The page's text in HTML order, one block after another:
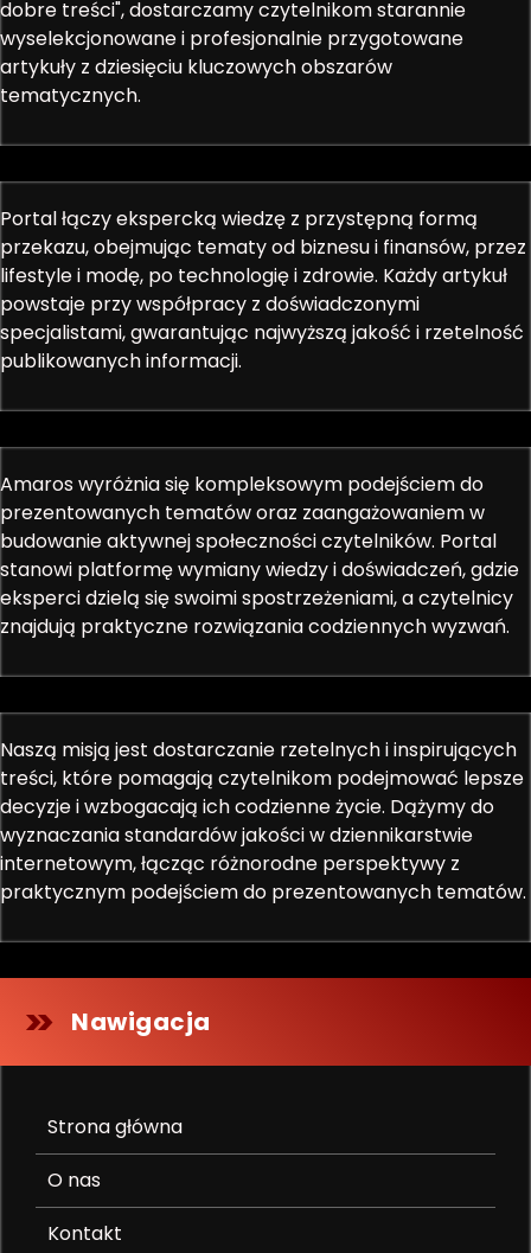
dobre treści", dostarczamy czytelnikom starannie
wyselekcjonowane i profesjonalnie przygotowane
artykuły z dziesięciu kluczowych obszarów
tematycznych.
Portal łączy ekspercką wiedzę z przystępną formą
przekazu, obejmując tematy od biznesu i finansów, przez
lifestyle i modę, po technologię i zdrowie. Każdy artykuł
powstaje przy współpracy z doświadczonymi
specjalistami, gwarantując najwyższą jakość i rzetelność
publikowanych informacji.
Amaros wyróżnia się kompleksowym podejściem do
prezentowanych tematów oraz zaangażowaniem w
budowanie aktywnej społeczności czytelników. Portal
stanowi platformę wymiany wiedzy i doświadczeń, gdzie
eksperci dzielą się swoimi spostrzeżeniami, a czytelnicy
znajdują praktyczne rozwiązania codziennych wyzwań.
Naszą misją jest dostarczanie rzetelnych i inspirujących
treści, które pomagają czytelnikom podejmować lepsze
decyzje i wzbogacają ich codzienne życie. Dążymy do
wyznaczania standardów jakości w dziennikarstwie
internetowym, łącząc różnorodne perspektywy z
praktycznym podejściem do prezentowanych tematów.
Nawigacja
Strona główna
O nas
Kontakt